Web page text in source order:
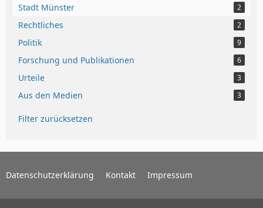
Stadt Münster 2
Rechtliches 2
Politik 9
Forschung und Publikationen 6
Urteile 3
Aus den Medien 3
Filter zurücksetzen
Datenschutzerklärung Kontakt Impressum